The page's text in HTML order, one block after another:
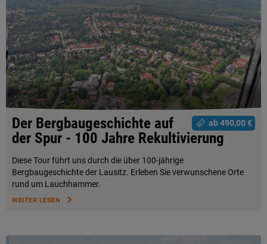
ab 490,00 €
Der Bergbaugeschichte auf
der Spur - 100 Jahre Rekultivierung
Diese Tour führt uns durch die über 100-jährige
Bergbaugeschichte der Lausitz. Erleben Sie verwunschene Orte
rund um Lauchhammer.
WEITER LESEN